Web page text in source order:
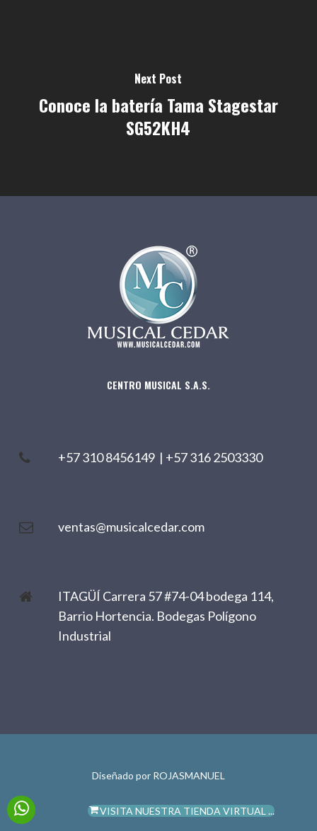
Next Post
Conoce la batería Tama Stagestar
SG52KH4
CENTRO MUSICAL S.A.S.
+57 310 8456149 | +57 316 2503330
ventas@musicalcedar.com
ITAGÜÍ Carrera 57 #74-04 bodega 114,
Barrio Hortencia. Bodegas Polígono
Industrial
Diseñado por ROJASMANUEL
VISITA NUESTRA TIENDA VIRTUAL ...